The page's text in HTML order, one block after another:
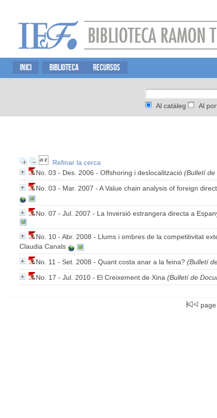
Refinar la cerca
No. 03 - Des. 2006 - Offshoring i deslocalització (Bulletí de
No. 03 - Mar. 2007 - A Value chain analysis of foreign
No. 07 - Jul. 2007 - La Inversió estrangera directa a
No. 10 - Abr. 2008 - Llums i ombres de la competitivitat
Claudia Canals
No. 11 - Set. 2008 - Quant costa anar a la feina? (Bulletí
No. 17 - Jul. 2010 - El Creixement de Xina (Bulletí de
INICI BIBLIOTECA RECURSOS
Al catàleg Al